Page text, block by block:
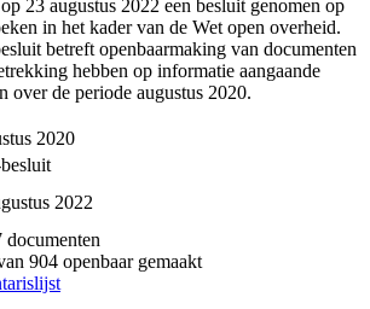
23 augustus 2022 een besluit genomen op
in het kader van de Wet open overheid.
betreft openbaarmaking van documenten
hebben op informatie aangaande
over de periode augustus 2020.
2020
2022
documenten
904 openbaar gemaakt